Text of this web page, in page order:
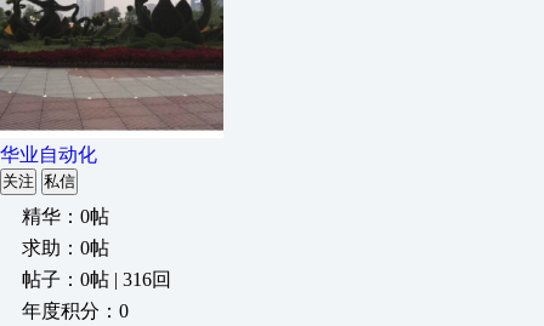
华业自动化
关注 私信
精华：0帖
求助：0帖
帖子：0帖 | 316回
年度积分：0